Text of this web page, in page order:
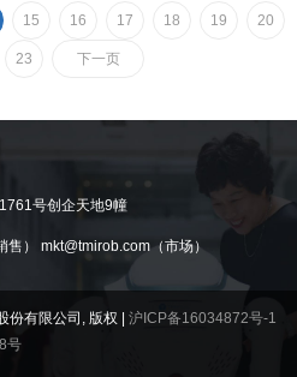
15 16 17 18 19 20
23 下一页
号创企天地9幢
售） mkt@tmirob.com（市场）
份有限公司, 版权 | 沪ICP备16034872号-1
号